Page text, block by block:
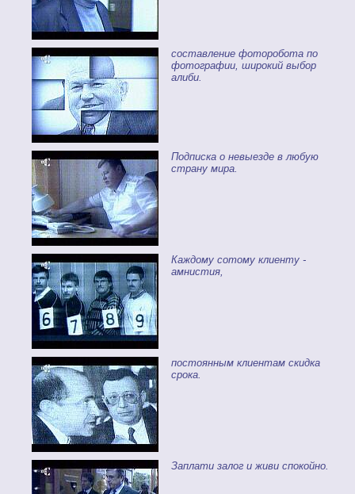
составление фоторобота по
фотографии, широкий выбор
алиби.
Подписка о невыезде в любую
страну мира.
Каждому сотому клиенту -
амнистия,
постоянным клиентам скидка
срока.
Заплати залог и живи спокойно.